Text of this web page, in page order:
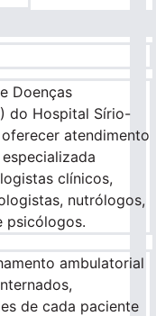
Doenças
do Hospital Sírio-
atendimento
clínicos,
nutrólogos,
psicólogos.
ambulatorial
de cada paciente